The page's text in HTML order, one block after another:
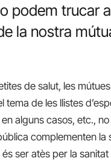
podem trucar
la nostra
de salut, les
de les llistes
alguns casos, etc.,
complementen
ser atès per la